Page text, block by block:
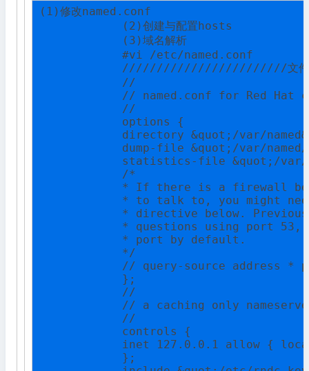
(1)修改named.conf
            (2)创建与配置hosts
            (3)域名解析
            #vi /etc/named.conf
////////////////////////文
            //
// named.conf for Red Hat
            //
            options {
directory &quot;/var/
dump-file &quot;/var/
statistics-file &quot;/
            /*
* If there is a firewall
* to talk to, you might
* directive below.
* questions using port
            * port by default.
            */
// query-source address *
            };
            //
// a caching only
            //
            controls {
inet 127.0.0.1 allow {
            };